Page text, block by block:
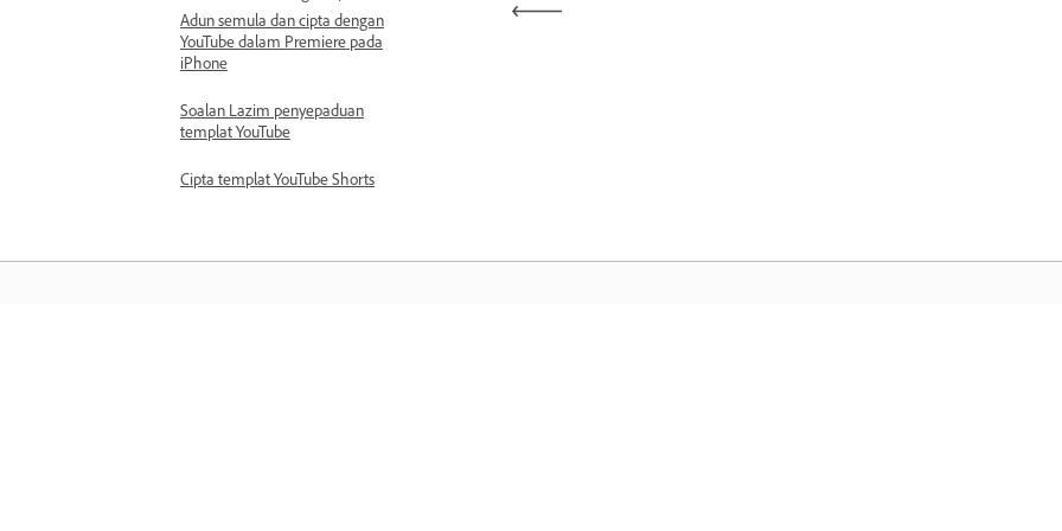
Adun semula dan cipta dengan
YouTube dalam Premiere pada
iPhone
Soalan Lazim penyepaduan
templat YouTube
Cipta templat YouTube Shorts